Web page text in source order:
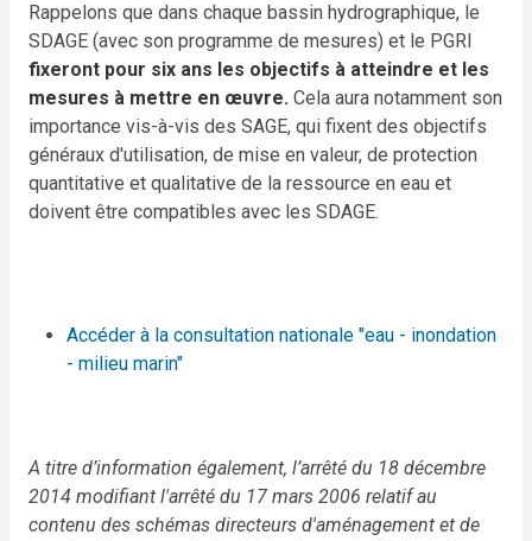
Rappelons que dans chaque bassin hydrographique, le
SDAGE (avec son programme de mesures) et le PGRI
fixeront pour six ans les objectifs à atteindre et les
mesures à mettre en œuvre. Cela aura notamment son
importance vis-à-vis des SAGE, qui fixent des objectifs
généraux d'utilisation, de mise en valeur, de protection
quantitative et qualitative de la ressource en eau et
doivent être compatibles avec les SDAGE.
Accéder à la consultation nationale "eau - inondation
- milieu marin"
A titre d’information également, l’arrêté du 18 décembre
2014 modifiant l'arrêté du 17 mars 2006 relatif au
contenu des schémas directeurs d'aménagement et de